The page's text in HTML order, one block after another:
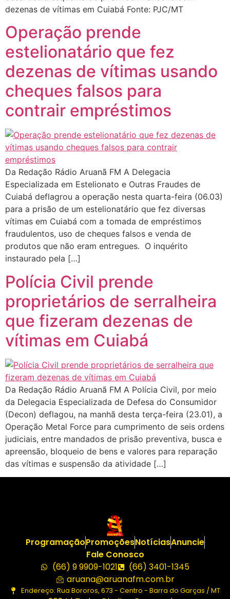
dezenas de vítimas em Cuiabá Fonte: PJC/MT
Operação prende
estelionatário que fez
dezenas de vítimas usando
cheques falsos para
contrair empréstimos
Da Redação Rádio Aruanã FM A Delegacia
Especializada em Estelionato e Outras Fraudes de
Cuiabá deflagrou a operação nesta quarta-feira (06.03)
para a prisão de um estelionatário que fez diversas
vítimas em Cuiabá com a tomada de empréstimos
fraudulentos, uso de cheques falsos e venda de
produtos que não eram entregues. O inquérito
instaurado pela […]
Polícia Civil prende
proprietários de serralheira
que fizeram dezenas de
vítimas em Cuiabá
Da Redação Rádio Aruanã FM A Polícia Civil, por meio
da Delegacia Especializada de Defesa do Consumidor
(Decon) deflagou, na manhã desta terça-feira (23.01), a
Operação Metal Force para cumprimento de seis ordens
judiciais, entre mandados de prisão preventiva, busca e
apreensão, bloqueio de bens e valores para reparação
das vítimas e suspensão da atividade […]
ProgramaçãoPromoçõesNotíciasAnuncie
Fale Conosco
(66) 9 9909-1021
(66) 3401-1345
aruana@aruanafm.com.br
Endereço: Rua Bororos, 673 - Centro - Barra do Garças / MT